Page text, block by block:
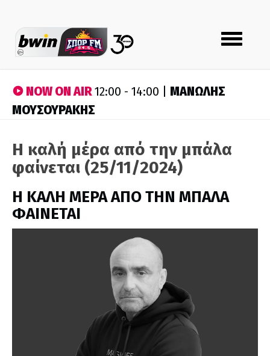
Toggle
navigation
NOW ON AIR12:00 - 14:00 | ΜΑΝΩΛΗΣ
ΜΟΥΣΟΥΡΑΚΗΣ
Η καλή μέρα από την μπάλα
φαίνεται (25/11/2024)
H ΚΑΛΗ ΜΕΡΑ ΑΠΟ ΤΗΝ ΜΠΑΛΑ
ΦΑΙΝΕΤΑΙ